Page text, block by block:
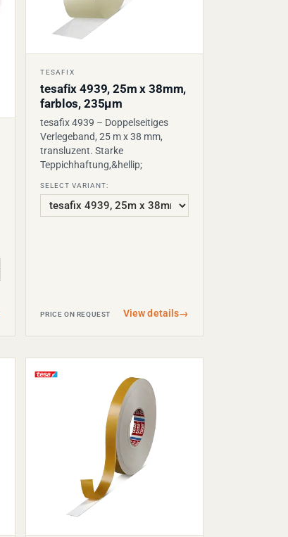
TESAFIX
tesafix 4939, 25m x 38mm,
farblos, 235µm
tesafix 4939 – Doppelseitiges
Verlegeband, 25 m x 38 mm,
transluzent. Starke
Teppichhaftung,&hellip;
SELECT VARIANT:
PRICE ON REQUEST View details→